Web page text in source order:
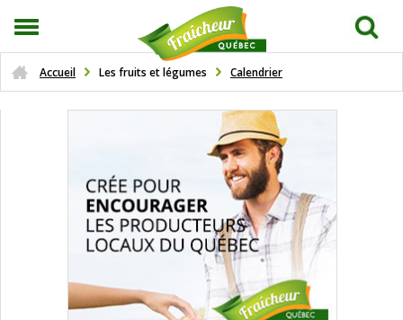
Accueil Les fruits et légumes Calendrier